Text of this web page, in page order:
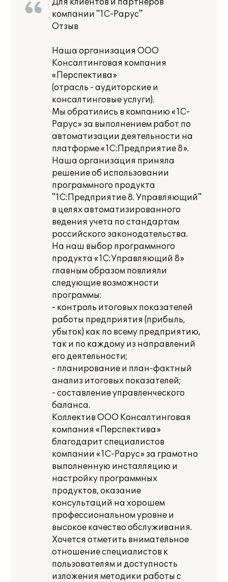
Для клиентов и партнеров
компании "1С-Рарус"
Отзыв
Наша организация ООО
Консалтинговая компания
«Перспектива»
(отрасль - аудиторские и
консалтинговые услуги).
Мы обратились в компанию «1С-
Рарус» за выполнением работ по
автоматизации деятельности на
платформе «1С:Предприятие 8».
Наша организация приняла
решение об использовании
программного продукта
"1С:Предприятие 8. Управляющий"
в целях автоматизированного
ведения учета по стандартам
российского законодательства.
На наш выбор программного
продукта «1С:Управляющий 8»
главным образом повлияли
следующие возможности
программы:
- контроль итоговых показателей
работы предприятия (прибыль,
убыток) как по всему предприятию,
так и по каждому из направлений
его деятельности;
- планирование и план-фактный
анализ итоговых показателей;
- составление управленческого
баланса.
Коллектив ООО Консалтинговая
компания «Перспектива»
благодарит специалистов
компании «1С-Рарус» за грамотно
выполненную инсталляцию и
настройку программных
продуктов, оказание
консультаций на хорошем
профессиональном уровне и
высокое качество обслуживания.
Хочется отметить внимательное
отношение специалистов к
пользователям и доступность
изложения методики работы с